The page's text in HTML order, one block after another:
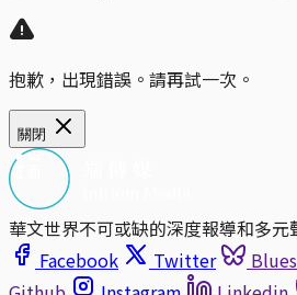
抱歉，出現錯誤。請再試一次。
關閉
華文世界不可或缺的深度報導和多元
Facebook
Twitter